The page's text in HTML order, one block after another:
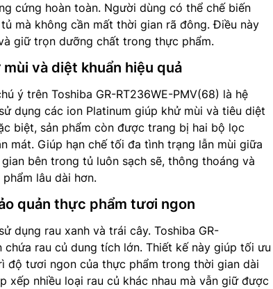
cứng hoàn toàn. Người dùng có thể chế biến
mà không cần mất thời gian rã đông. Điều này
giữ trọn dưỡng chất trong thực phẩm.
và diệt khuẩn hiệu quả
ý trên Toshiba GR-RT236WE-PMV(68) là hệ
dụng các ion Platinum giúp khử mùi và tiêu diệt
biệt, sản phẩm còn được trang bị hai bộ lọc
mát. Giúp hạn chế tối đa tình trạng lẫn mùi giữa
bên trong tủ luôn sạch sẽ, thông thoáng và
lâu dài hơn.
quản thực phẩm tươi ngon
dụng rau xanh và trái cây. Toshiba GR-
chứa rau củ dung tích lớn. Thiết kế này giúp tối ưu
độ tươi ngon của thực phẩm trong thời gian dài
xếp nhiều loại rau củ khác nhau mà vẫn giữ được